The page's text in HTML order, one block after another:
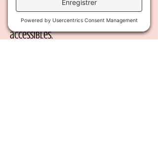
Notre mission : rendre vos soins plus
simples, plus humains et plus
accessibles.